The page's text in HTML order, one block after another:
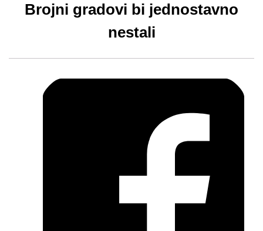
Brojni gradovi bi jednostavno
nestali